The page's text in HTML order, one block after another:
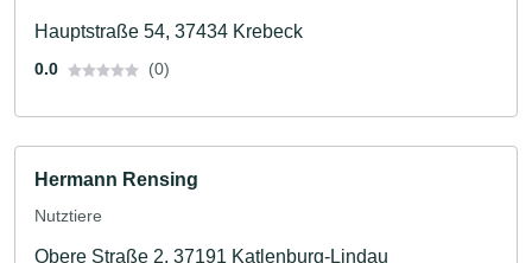
Hauptstraße 54, 37434 Krebeck
0.0 (0)
Hermann Rensing
Nutztiere
Obere Straße 2, 37191 Katlenburg-Lindau